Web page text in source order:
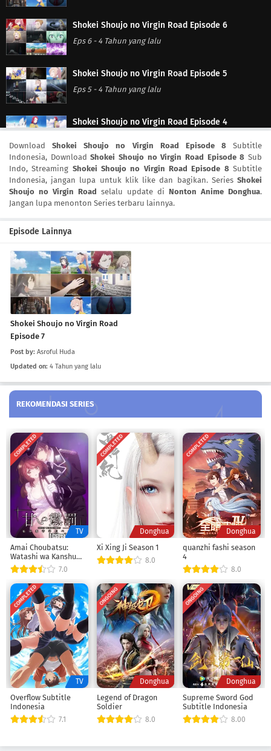
Shokei Shoujo no Virgin Road Episode 6
Eps 6- 4 Tahun yang lalu
Shokei Shoujo no Virgin Road Episode 5
Eps 5- 4 Tahun yang lalu
Shokei Shoujo no Virgin Road Episode 4
Shokei Shoujo no Virgin Road Episode 3
Eps 3
Shokei Shoujo no Virgin Road Episode 1
Eps 1-4 Tahun yang lalu
DownloadShokei Shoujo no Virgin Road Episode 8 Subtitle
Indonesia, DownloadShokei Shoujo no Virgin Road Episode 8 Sub
Indo, Streaming Shokei Shoujo no Virgin Road Episode 8 Subtitle
Indonesia, jangan lupa untuk klik like dan bagikan. Series Shokei
Shoujo no Virgin Road selalu update di Nonton Anime Donghua.
Jangan lupa menonton Series terbaru lainnya.
Episode Lainnya
Shokei Shoujo no Virgin Road
Episode 7
Post by: Asroful Huda
Updated on: 4 Tahun yang lalu
REKOMENDASI SERIES
COMPLETED
TV
Amai Choubatsu:
Watashi wa Kanshu
Senyou Pet
7.0
COMPLETED
Donghua
Xi Xing Ji Season 1
8.0
COMPLETED
Donghua
quanzhi fashi season
4
8.0
COMPLETED
TV
Overflow Subtitle
Indonesia
7.1
ONGOING
Donghua
Legend of Dragon
Soldier
8.0
ONGOING
Donghua
Supreme Sword God
Subtitle Indonesia
8.00